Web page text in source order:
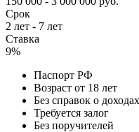
Срок
2 лет - 7 лет
Ставка
9%
Паспорт РФ
Возраст от 18 лет
Без справок о доходах
Требуется залог
Без поручителей